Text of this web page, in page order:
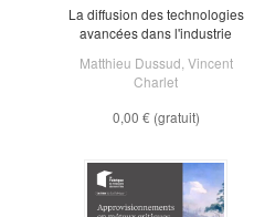
La diffusion des technologies
avancées dans l'industrie
Matthieu Dussud Vincent
Charlet
0,00 € (gratuit)